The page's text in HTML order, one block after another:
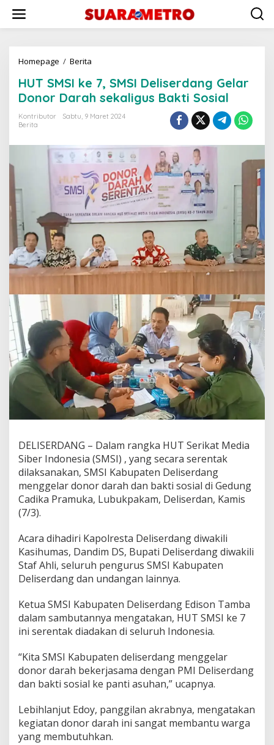
konten
Homepage / Berita
ke
7,
SMSI
Deliserdang
Darah
sekaligus
Bakti
Sosial
HUT SMSI ke 7, SMSI Deliserdang Gelar
Donor Darah sekaligus Bakti Sosial
Kontributor
Sabtu, 9 Maret 2024
Berita
DELISERDANG – Dalam rangka HUT Serikat Media
Siber Indonesia (SMSI) , yang secara serentak
dilaksanakan, SMSI Kabupaten Deliserdang
menggelar donor darah dan bakti sosial di Gedung
Cadika Pramuka, Lubukpakam, Deliserdan, Kamis
(7/3).
Acara dihadiri Kapolresta Deliserdang diwakili
Kasihumas, Dandim DS, Bupati Deliserdang diwakili
Staf Ahli, seluruh pengurus SMSI Kabupaten
Deliserdang dan undangan lainnya.
Ketua SMSI Kabupaten Deliserdang Edison Tamba
dalam sambutannya mengatakan, HUT SMSI ke 7
ini serentak diadakan di seluruh Indonesia.
“Kita SMSI Kabupaten deliserdang menggelar
donor darah bekerjasama dengan PMI Deliserdang
dan bakti sosial ke panti asuhan,” ucapnya.
Lebihlanjut Edoy, panggilan akrabnya, mengatakan
kegiatan donor darah ini sangat membantu warga
yang membutuhkan.